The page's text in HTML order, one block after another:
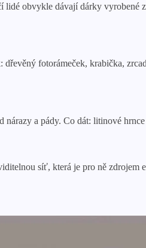
lidé obvykle dávají dárky vyrobené
fotorámeček, krabička,
a pády. Co dát: litinové hrnce
síť, která je pro ně zdrojem